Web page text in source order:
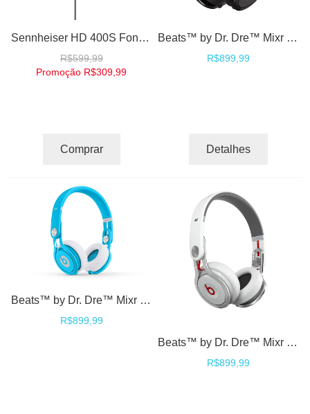
Sennheiser HD 400S Fone de ouvido Headphones Over-Ear com microfone
R$599,99
Promoção R$309,99
Comprar
Beats™ by Dr. Dre™ Mixr David Guetta Edition DJ Fones Headphones On ear - Black
R$899,99
Detalhes
R$899,99
Beats™ by Dr. Dre™ Mixr David Guetta Edition DJ Fones Headphones On ear - White
R$899,99